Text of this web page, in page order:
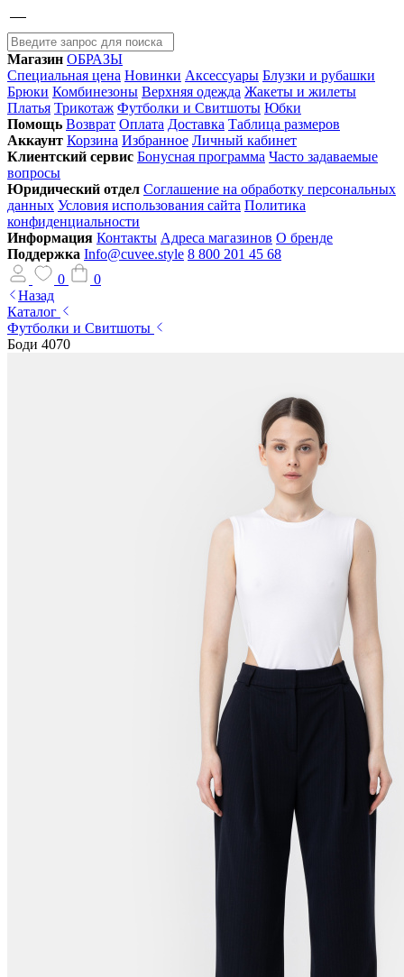
Магазин ОБРАЗЫ
Специальная цена Новинки Аксессуары Блузки и рубашки
Брюки Комбинезоны Верхняя одежда Жакеты и жилеты
Платья Трикотаж Футболки и Свитшоты Юбки
Помощь Возврат Оплата Доставка Таблица размеров
Аккаунт Корзина Избранное Личный кабинет
Клиентский сервис Бонусная программа Часто задаваемые
вопросы
Юридический отдел Соглашение на обработку персональных
данных Условия использования сайта Политика
конфиденциальности
Информация Контакты Адреса магазинов О бренде
Поддержка Info@cuvee.style 8 800 201 45 68
0
0
Назад
Каталог
Футболки и Свитшоты
Боди 4070